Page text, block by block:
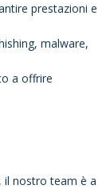
prestazioni e
malware,
a offrire
il nostro team è a